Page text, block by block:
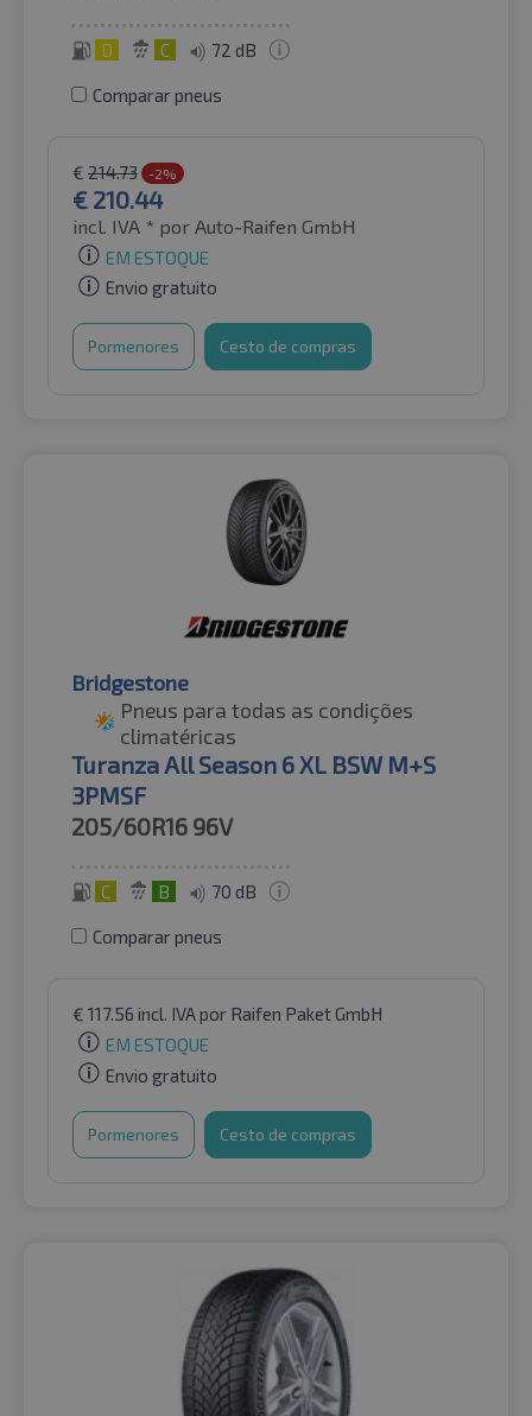
D C 72 dB
Comparar pneus
€ 214.73 -2%
€ 210.44
incl. IVA * por Auto-Raifen GmbH
EM ESTOQUE
Envio gratuito
Pormenores Cesto de compras
Bridgestone
Pneus para todas as condições
climatéricas
Turanza All Season 6 XL BSW M+S
3PMSF
205/60R16 96V
C B 70 dB
Comparar pneus
€ 117.56 incl. IVApor Raifen Paket GmbH
EM ESTOQUE
Envio gratuito
Pormenores Cesto de compras